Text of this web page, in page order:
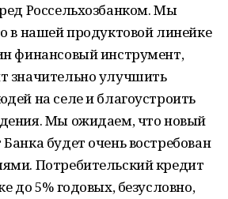
Россельхозбанком. Мы
в нашей продуктовой линейке
финансовый инструмент,
значительно улучшить
на селе и благоустроить
Мы ожидаем, что новый
будет очень востребован
Потребительский кредит
до 5% годовых, безусловно,